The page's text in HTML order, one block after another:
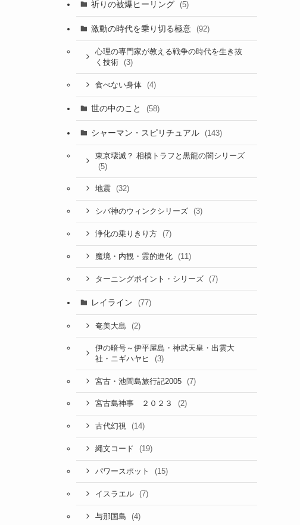
祈りの被爆ヒーリング (5)
激動の時代を乗り切る極意 (92)
心理の専門家が教える戦争の時代を生き抜
く技術
(3)
食べない身体 (4)
世の中のこと (58)
シャーマン・スピリチュアル (143)
東京壊滅？ 相模トラフと黒龍の闇シリーズ
(5)
地震 (32)
シバ神のウィンクシリーズ (3)
浄化の乗りきり方 (7)
魔境・内観・霊的進化 (11)
ターニングポイント・シリーズ (7)
レイライン (77)
奄美大島 (2)
伊の暗号～伊平屋島・神武天皇・出雲大
社・ニギハヤヒ
(3)
宮古・池間島旅行記2005 (7)
宮古島神事 ２０２３ (2)
古代幻視 (14)
縄文コード (19)
パワースポット (15)
イスラエル (7)
与那国島 (4)